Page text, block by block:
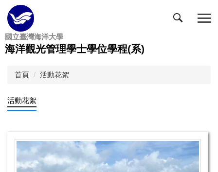
跳
到
主
要
內
國立臺灣海洋大學
海洋觀光管理學士學位學程(系)
首頁 活動花絮
活動花絮